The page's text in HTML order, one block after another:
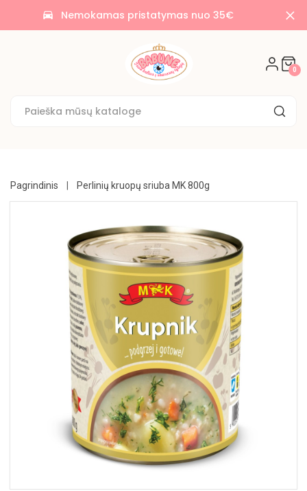
time_to_leave Nemokamas pristatymas nuo 35€
0
AKCIJOS
🌟
SAUSAINIAI
UŽKANDŽIAI
BAKALĖJA
KONSERVUOTA
MAISTAS
RINKINIAI
Pagrindinis Perlinių kruopų sriuba MK 800g